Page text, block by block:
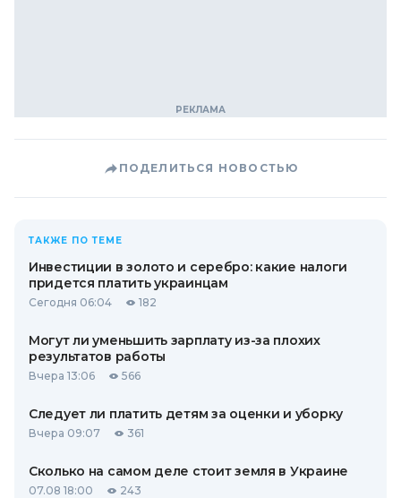
ПОДЕЛИТЬСЯ НОВОСТЬЮ
ТАКЖЕ ПО ТЕМЕ
Инвестиции в золото и серебро: какие налоги
придется платить украинцам
Сегодня 06:04 182
Могут ли уменьшить зарплату из-за плохих
результатов работы
Вчера 13:06 566
Следует ли платить детям за оценки и уборку
Вчера 09:07 361
Сколько на самом деле стоит земля в Украине
07.08 18:00 243